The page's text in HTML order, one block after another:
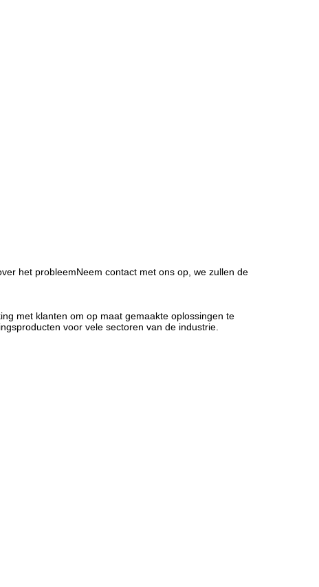
het probleemNeem contact met ons op, we zullen de
met klanten om op maat gemaakte oplossingen te
voor vele sectoren van de industrie.